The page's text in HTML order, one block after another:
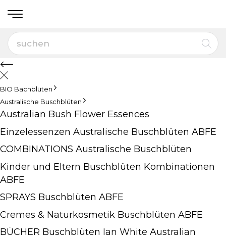
BIO Bachblüten
Australische Buschblüten
Australian Bush Flower Essences
Einzelessenzen Australische Buschblüten ABFE
COMBINATIONS Australische Buschblüten
Kinder und Eltern Buschblüten Kombinationen
ABFE
SPRAYS Buschblüten ABFE
Cremes & Naturkosmetik Buschblüten ABFE
BÜCHER Buschblüten Ian White Australian